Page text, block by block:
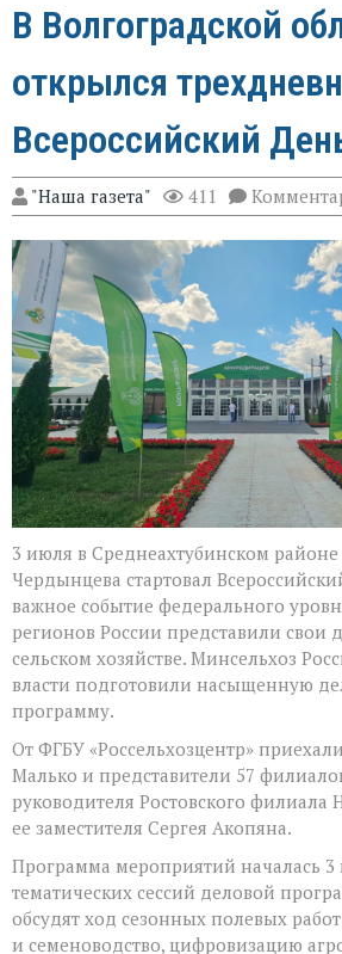
В Волгоградской
открылся
Всероссийский
"Наша газета" 411
3 июля в Среднеахтубинском
Чердынцева стартовал
важное событие федерального
регионов России представили свои
сельском хозяйстве. Минсельхоз
власти подготовили насыщенную
программу.
От ФГБУ «Россельхозцентр»
Малько и представители 57
руководителя Ростовского
ее заместителя Сергея Акопяна.
Программа мероприятий началась 3
тематических сессий деловой
обсудят ход сезонных полевых
и семеноводство, цифровизацию